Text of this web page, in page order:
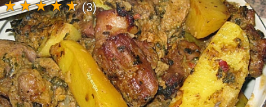
(3)